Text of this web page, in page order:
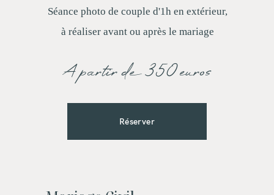
Séance photo de couple d'1h en extérieur,
à réaliser avant ou après le mariage
A partir de 350 euros
Réserver